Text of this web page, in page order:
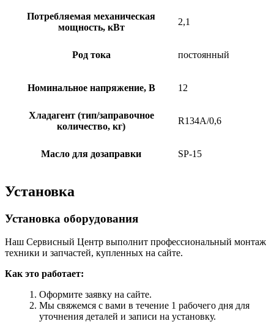
Потребляемая механическая
мощность, кВт
2,1
Род тока постоянный
Номинальное напряжение, В 12
Хладагент (тип/заправочное
количество, кг)
R134А/0,6
Масло для дозаправки SP-15
Установка
Установка оборудования
Наш Сервисный Центр выполнит профессиональный монтаж
техники и запчастей, купленных на сайте.
Как это работает:
Оформите заявку на сайте.
Мы свяжемся с вами в течение 1 рабочего дня для
уточнения деталей и записи на установку.